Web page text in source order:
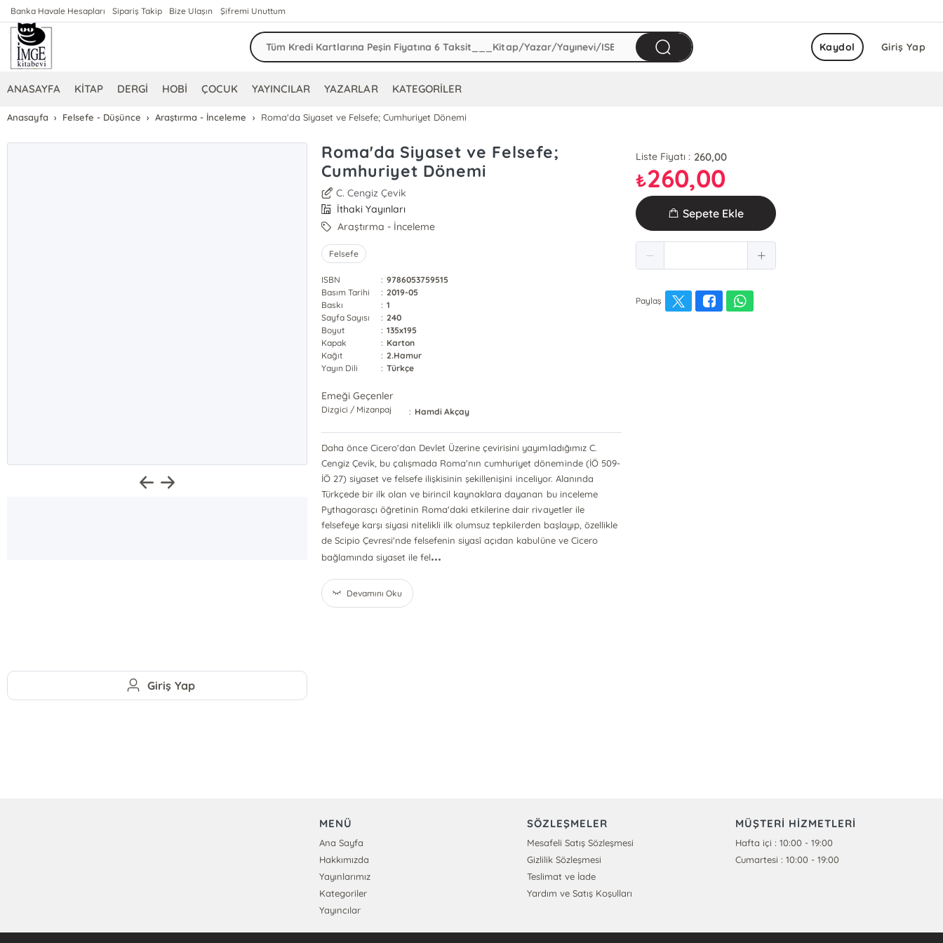
Banka Havale Hesapları Sipariş Takip Bize Ulaşın Şifremi Unuttum
Giriş Yap
Kaydol
ANASAYFA KİTAP DERGİ HOBİ ÇOCUK YAYINCILAR YAZARLAR KATEGORİLER
Anasayfa Felsefe - Düşünce Araştırma - İnceleme Roma'da Siyaset ve Felsefe; Cumhuriyet Dönemi
Roma'da Siyaset ve Felsefe;
Cumhuriyet Dönemi
C. Cengiz Çevik
İthaki Yayınları
Araştırma - İnceleme
Felsefe
ISBN : 9786053759515
Basım Tarihi
: 2019-05
Baskı
: 1
Sayfa Sayısı
: 240
Boyut
: 135x195
Kapak
: Karton
Kağıt
: 2.Hamur
Yayın Dili
: Türkçe
Emeği Geçenler
Dizgici / Mizanpaj : Hamdi Akçay
Daha önce Cicero'dan Devlet Üzerine çevirisini yayımladığımız C.
Cengiz Çevik, bu çalışmada Roma'nın cumhuriyet döneminde (İÖ 509-
İÖ 27) siyaset ve felsefe ilişkisinin şekillenişini inceliyor. Alanında
Türkçede bir ilk olan ve birincil kaynaklara dayanan bu inceleme
Pythagorasçı öğretinin Roma'daki etkilerine dair rivayetler ile
felsefeye karşı siyasi nitelikli ilk olumsuz tepkilerden başlayıp, özellikle
de Scipio Çevresi'nde felsefenin siyasî açıdan kabulüne ve Cicero
bağlamında siyaset ile fel...
Devamını Oku
Liste Fiyatı : 260,00
₺260,00
Sepete Ekle
Paylaş
Giriş Yap
MENÜ
Ana Sayfa
Hakkımızda
Yayınlarımız
Kategoriler
Yayıncılar
SÖZLEŞMELER
Mesafeli Satış Sözleşmesi
Gizlilik Sözleşmesi
Teslimat ve İade
Yardım ve Satış Koşulları
MÜŞTERİ HİZMETLERİ
Hafta içi : 10:00 - 19:00
Cumartesi : 10:00 - 19:00